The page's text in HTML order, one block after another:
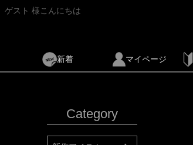
ゲスト 様こんにちは
新着 マイページ
Category